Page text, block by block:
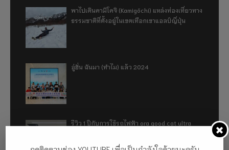
พาไปเดินคามิโคจิ (Kamigōchi) แหล่งท่องเที่ยวทาง
ธรรมชาติที่ตั้งอยู่ในเขตเทือกเขาแอลป์ญี่ปุ่น
อู่ฮั่น ฉันมา (ทำไม) แล้ว 2024
รีวิว 1 ปีกับการใช้รถไฟฟ้า ora good cat ultra